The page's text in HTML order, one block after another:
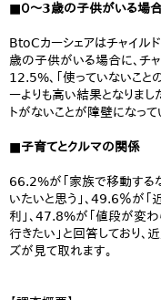
■０～3歳の子供がいる場
BtoCカーシェアはチャイル
歳の子供がいる場合に、チ
12.5%、「使っていないこ
ーよりも高い結果となりまし
トがないことが障壁になっ
■子育てとクルマの関係
66.2%が「家族で移動する
いたいと思う」、49.6％が
利」、47.8%が「値段が変
行きたい」と回答しており
ズが見て取れます。